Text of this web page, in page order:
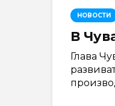
НОВОСТИ
В
Глава